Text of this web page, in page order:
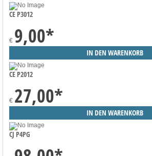
CE P3012
€ 9,00*
CE P2012
€ 27,00*
CJ P4PG